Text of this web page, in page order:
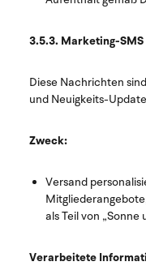
3.5.3. Marketing-
Diese Nachrichten
und Neuigkeits-
Zweck:
Versand
als Teil von „Sonne
Verarbeitete